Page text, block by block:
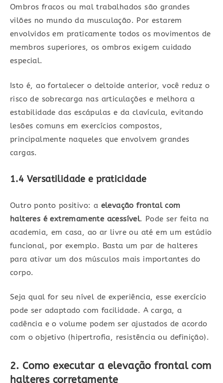
Ombros fracos ou mal trabalhados são grandes
vilões no mundo da musculação. Por estarem
envolvidos em praticamente todos os movimentos de
membros superiores, os ombros exigem cuidado
especial.
Isto é, ao fortalecer o deltoide anterior, você reduz o
risco de sobrecarga nas articulações e melhora a
estabilidade das escápulas e da clavícula, evitando
lesões comuns em exercícios compostos,
principalmente naqueles que envolvem grandes
cargas.
1.4 Versatilidade e praticidade
Outro ponto positivo: a elevação frontal com
halteres é extremamente acessível. Pode ser feita na
academia, em casa, ao ar livre ou até em um estúdio
funcional, por exemplo. Basta um par de halteres
para ativar um dos músculos mais importantes do
corpo.
Seja qual for seu nível de experiência, esse exercício
pode ser adaptado com facilidade. A carga, a
cadência e o volume podem ser ajustados de acordo
com o objetivo (hipertrofia, resistência ou definição).
2. Como executar a elevação frontal com
halteres corretamente